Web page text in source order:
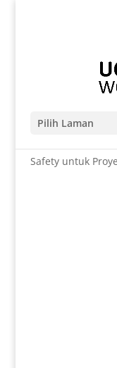
Pilih Laman
Safety untuk